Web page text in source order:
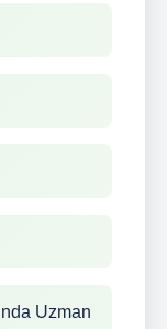
Uzman